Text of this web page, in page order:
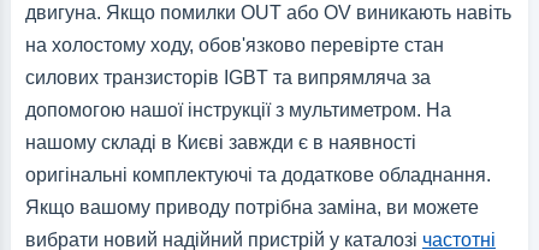
двигуна. Якщо помилки OUT або OV виникають навіть
на холостому ходу, обов'язково перевірте стан
силових транзисторів IGBT та випрямляча за
допомогою нашої інструкції з мультиметром. На
нашому складі в Києві завжди є в наявності
оригінальні комплектуючі та додаткове обладнання.
Якщо вашому приводу потрібна заміна, ви можете
вибрати новий надійний пристрій у каталозі частотні